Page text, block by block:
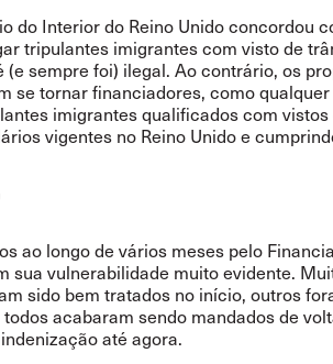
do Interior do Reino Unido concordou
tripulantes imigrantes com visto de
(e sempre foi) ilegal. Ao contrário, os
se tornar financiadores, como
imigrantes qualificadoscom vistos
vigentes no Reino Unido e
ao longo de vários meses pelo
sua vulnerabilidade muito evidente.
sido bem tratados no início, outros
acabaram sendo mandados de
até agora.